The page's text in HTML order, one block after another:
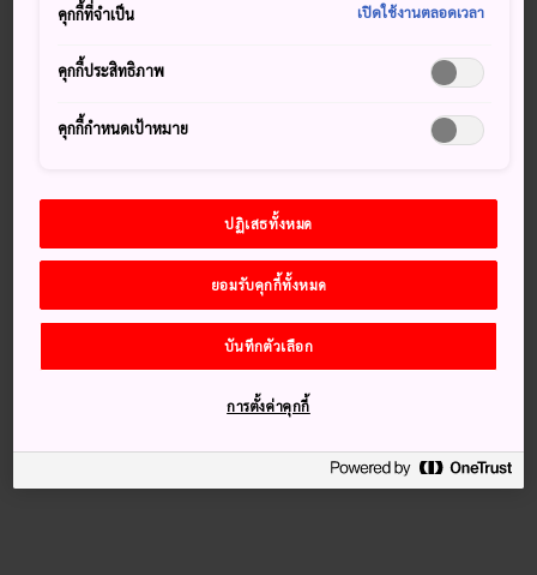
หากคุณเดินทางมาจากฝั่งนะงะโนะ เส้นทางเทือกเขาแอลป์จะ
เริ่มต้นที่โอมาจิ โดยศูนย์กลางการเดินทางไปยังเส้นทางนี้คือ
สถานีโอกิซาวะ
เดินทางด้วยรถไฟฟ้าสายโออิโตะจากมัตสึโมะโตะไปยังสถานชิ
วะ โดยใช้เวลาเดินทางน้อยกว่า 2 ชั่วโมง
เส้นทางนี้เปิดให้บริการครั้งแรกในเดือนมิถุนายน 1971
ตลอดเส้นทางมีสถานีเชื่อมต่อ 6 สถานี และใช้เวลาเดินทาง
ตลอดเส้นทางประมาณ 5 ชั่วโมง
เปิดบริการจากกลางเดือนเมษายนถึงปลายเดือนพฤศจิกายน
คุกกี้ที่จำเป็น เปิดใช้งานตลอดเวลา
คุกกี้ประสิทธิภาพ
คุกกี้กำหนดเป้าหมาย
ปฏิเสธทั้งหมด
ยอมรับคุกกี้ทั้งหมด
บันทึกตัวเลือก
การตั้งค่าคุกกี้